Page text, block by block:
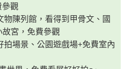
觀
物陳列館，看得到甲骨文、國
宮，免費參觀
場景、公園遊戲場+免費室內